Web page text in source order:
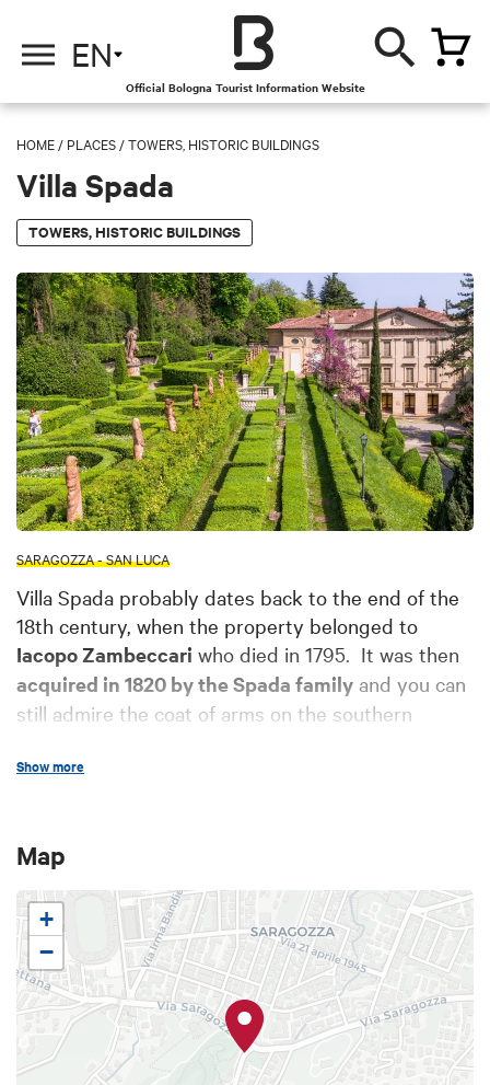
EN
Official Bologna Tourist Information Website
HOME / PLACES /TOWERS, HISTORIC BUILDINGS
Villa Spada
TOWERS, HISTORIC BUILDINGS
SARAGOZZA - SAN LUCA
Villa Spada probably dates back to the end of the
18th century, when the property belonged to
Iacopo Zambeccari who died in 1795. It was then
acquired in 1820 by the Spada family and you can
still admire the coat of arms on the southern
The building passed into the hands of the
“Vittorio Zironi” in 1990
Show more
Map
+
−